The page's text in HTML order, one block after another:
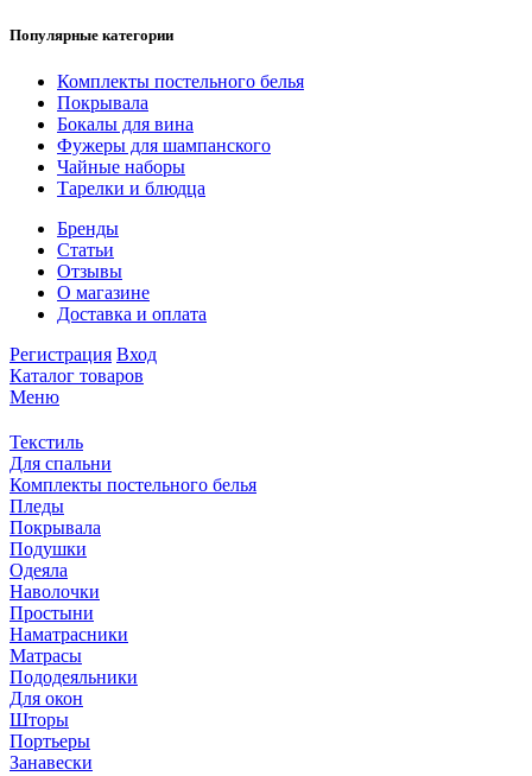
Популярные категории
Комплекты постельного белья
Покрывала
Бокалы для вина
Фужеры для шампанского
Чайные наборы
Тарелки и блюдца
Бренды
Статьи
Отзывы
О магазине
Доставка и оплата
Регистрация Вход
Каталог товаров
Меню
Текстиль
Для спальни
Комплекты постельного белья
Пледы
Покрывала
Подушки
Одеяла
Наволочки
Простыни
Наматрасники
Матрасы
Пододеяльники
Для окон
Шторы
Портьеры
Занавески